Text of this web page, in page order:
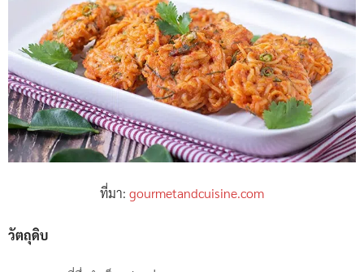
ที่มา: gourmetandcuisine.com
วัตถุดิบ